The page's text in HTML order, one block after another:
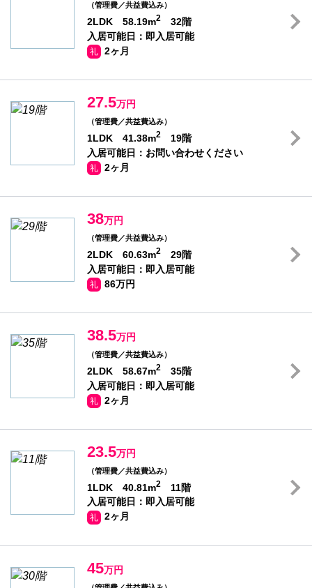
（管理費／共益費込み）
2LDK 58.19m2
32階
入居可能日：即入居可能
礼 2ヶ月
27.5万円
（管理費／共益費込み）
1LDK 41.38m2
19階
入居可能日：お問い合わせください
礼 2ヶ月
38万円
（管理費／共益費込み）
2LDK 60.63m2
29階
入居可能日：即入居可能
礼 86万円
38.5万円
（管理費／共益費込み）
2LDK 58.67m2
35階
入居可能日：即入居可能
礼 2ヶ月
23.5万円
（管理費／共益費込み）
1LDK 40.81m2
11階
入居可能日：即入居可能
礼 2ヶ月
45万円